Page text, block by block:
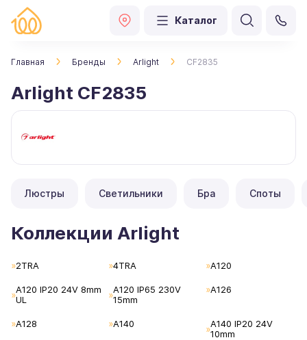
Каталог
Главная Бренды Arlight CF2835
Arlight CF2835
Люстры Светильники Бра Споты
Коллекции Arlight
2TRA 4TRA A120
A120 IP20 24V 8mm
UL
A120 IP65 230V
15mm
A126
A128 A140
A140 IP20 24V
10mm